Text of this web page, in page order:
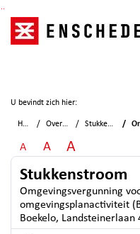
U bevindt zich hier:
Home Overzichten Stukkenstroom
A A A
Stukkenstroom
Omgevingsvergunning
omgevingsplanactiviteit
Boekelo, Landsteinerlaan